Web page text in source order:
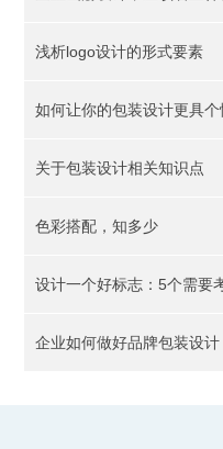
浅析logo设计的形式要素
如何让你的包装设计更具个
关于包装设计相关知识点
色彩搭配，知多少
设计一个好标志：5个需要
企业如何做好品牌包装设计